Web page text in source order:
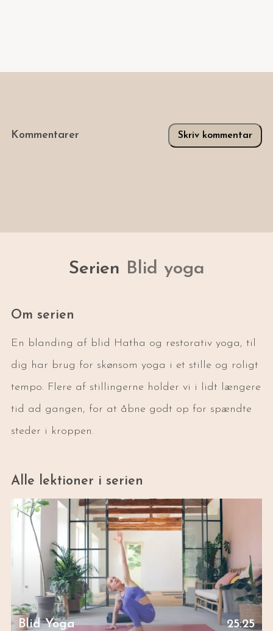
Kommentarer Skriv kommentar
Serien Blid yoga
Om serien
En blanding af blid Hatha og restorativ yoga, til
dig har brug for skønsom yoga i et stille og roligt
tempo. Flere af stillingerne holder vi i lidt længere
tid ad gangen, for at åbne godt op for spændte
steder i kroppen.
Alle lektioner i serien
Blid Yoga 25:25